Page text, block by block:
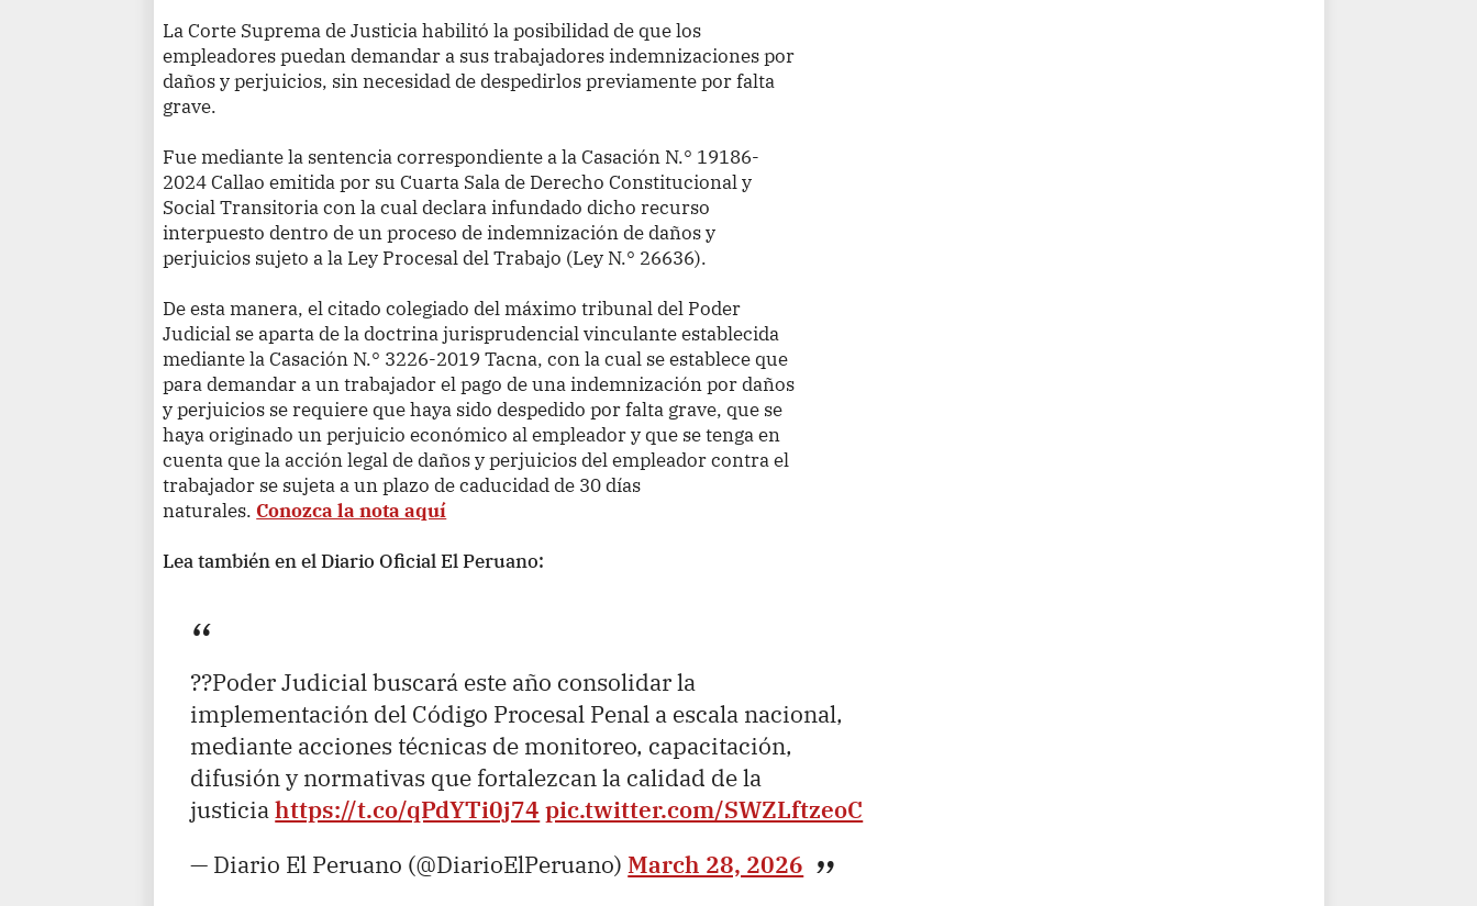
La Corte Suprema de Justicia habilitó la posibilidad de que los
empleadores puedan demandar a sus trabajadores indemnizaciones por
daños y perjuicios, sin necesidad de despedirlos previamente por falta
grave.
Fue mediante la sentencia correspondiente a la Casación N.° 19186-
2024 Callao emitida por su Cuarta Sala de Derecho Constitucional y
Social Transitoria con la cual declara infundado dicho recurso
interpuesto dentro de un proceso de indemnización de daños y
perjuicios sujeto a la Ley Procesal del Trabajo (Ley N.° 26636).
De esta manera, el citado colegiado del máximo tribunal del Poder
Judicial se aparta de la doctrina jurisprudencial vinculante establecida
mediante la Casación N.° 3226-2019 Tacna, con la cual se establece que
para demandar a un trabajador el pago de una indemnización por daños
y perjuicios se requiere que haya sido despedido por falta grave, que se
haya originado un perjuicio económico al empleador y que se tenga en
cuenta que la acción legal de daños y perjuicios del empleador contra el
trabajador se sujeta a un plazo de caducidad de 30 días
naturales. Conozca la nota aquí
Lea también en el Diario Oficial El Peruano:
??Poder Judicial buscará este año consolidar la
implementación del Código Procesal Penal a escala nacional,
mediante acciones técnicas de monitoreo, capacitación,
difusión y normativas que fortalezcan la calidad de la
justiciahttps://t.co/qPdYTi0j74 pic.twitter.com/SWZLftzeoC
— Diario El Peruano (@DiarioElPeruano) March 28, 2026